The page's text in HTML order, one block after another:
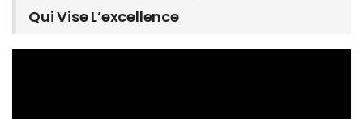
Qui Vise L’excellence